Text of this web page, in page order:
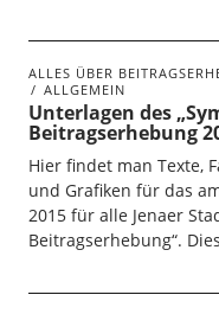
ALLES ÜBER
ALLGEMEIN
Unterlagen des
Beitragserhebung
Hier findet man Texte,
und Grafiken für das
2015 für alle Jenaer
Beitragserhebung“.